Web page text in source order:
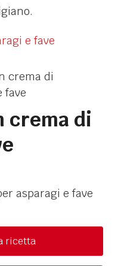
crema di
asparagi e fave
ricetta